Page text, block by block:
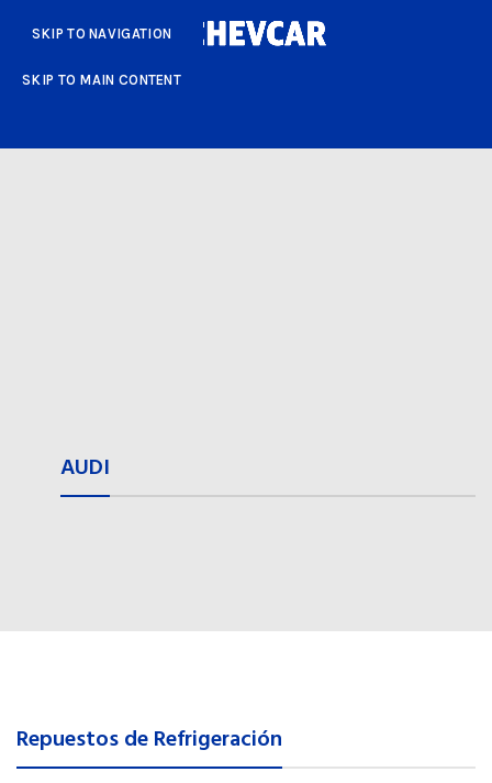
SKIP TO NAVIGATION
SKIP TO MAIN CONTENT
AUDI
Repuestos de Refrigeración